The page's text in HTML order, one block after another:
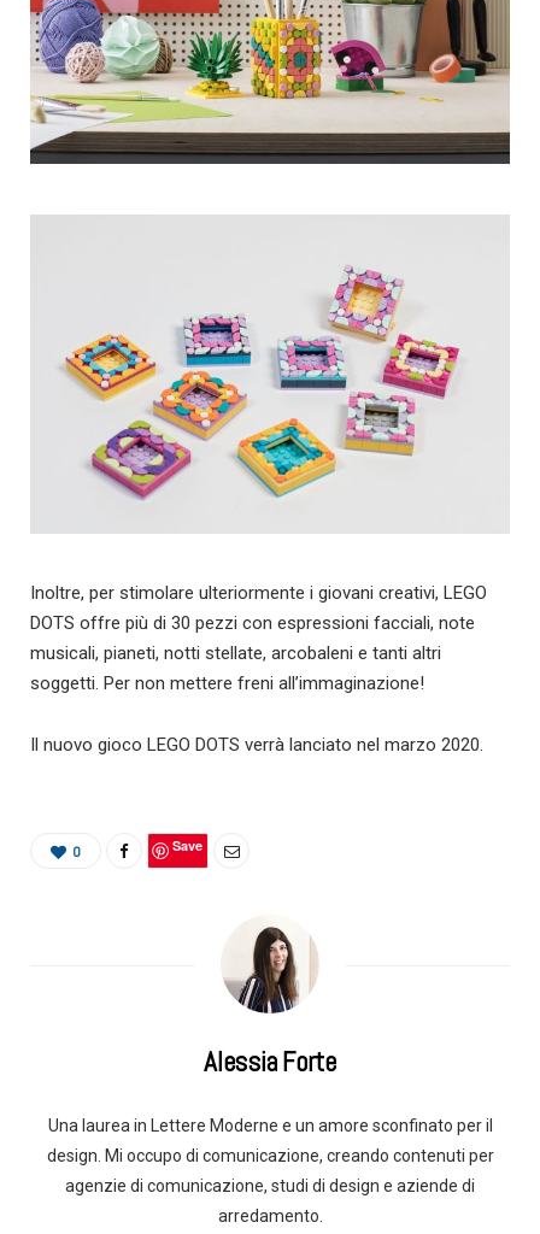
Inoltre, per stimolare ulteriormente i giovani creativi, LEGO
DOTS offre più di 30 pezzi con espressioni facciali, note
musicali, pianeti, notti stellate, arcobaleni e tanti altri
soggetti. Per non mettere freni all’immaginazione!
Il nuovo gioco LEGO DOTS verrà lanciato nel marzo 2020.
0 Save
Alessia Forte
Una laurea in Lettere Moderne e un amore sconfinato per il
design. Mi occupo di comunicazione, creando contenuti per
agenzie di comunicazione, studi di design e aziende di
arredamento.